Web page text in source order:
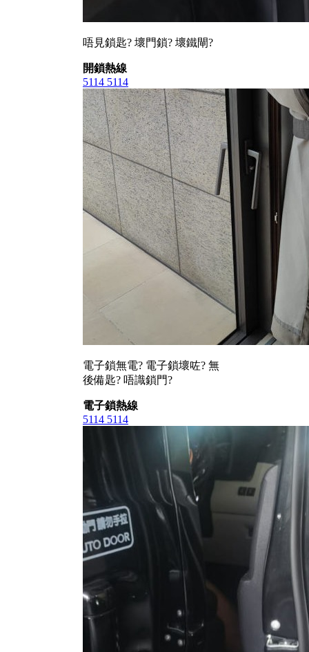
唔見鎖匙? 壞門鎖? 壞鐵閘?
開鎖熱線
5114 5114
電子鎖無電? 電子鎖壞咗? 無
後備匙? 唔識鎖門?
電子鎖熱線
5114 5114